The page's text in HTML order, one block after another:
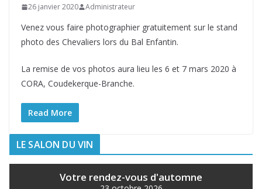
26 janvier 2020 Administrateur
Venez vous faire photographier gratuitement sur le stand
photo des Chevaliers lors du Bal Enfantin.
La remise de vos photos aura lieu les 6 et 7 mars 2020 à
CORA, Coudekerque-Branche.
Read More
LE SALON DU VIN
Votre rendez-vous d'automne